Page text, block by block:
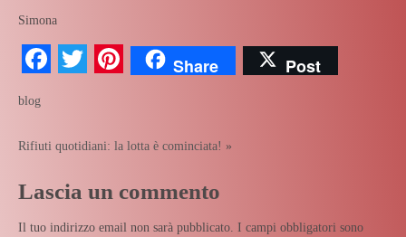
Simona
Facebook
TwitterPinterest
Share Post
blog
Rifiuti quotidiani: la lotta è cominciata! »
Lascia un commento
Il tuo indirizzo email non sarà pubblicato. I campi obbligatori sono